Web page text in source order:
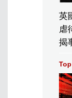
同學們玩得非常投入
英
虐
揭